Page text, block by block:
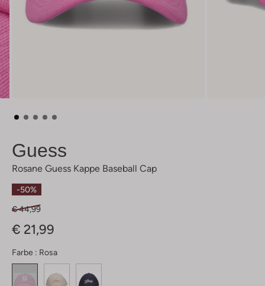
Guess
Rosane Guess Kappe Baseball Cap
-50%
€ 44,99
€ 21,99
Farbe : Rosa